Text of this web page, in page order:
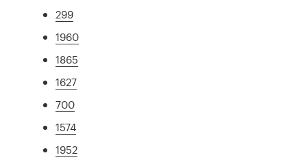
299
1960
1865
1627
700
1574
1952